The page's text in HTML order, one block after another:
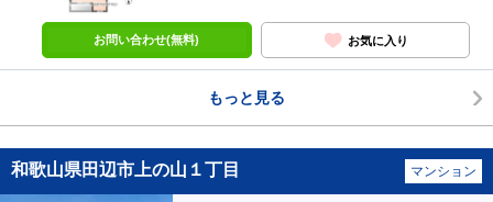
お問い合わせ(無料) お気に入り
もっと見る
和歌山県田辺市上の山１丁目 マンション